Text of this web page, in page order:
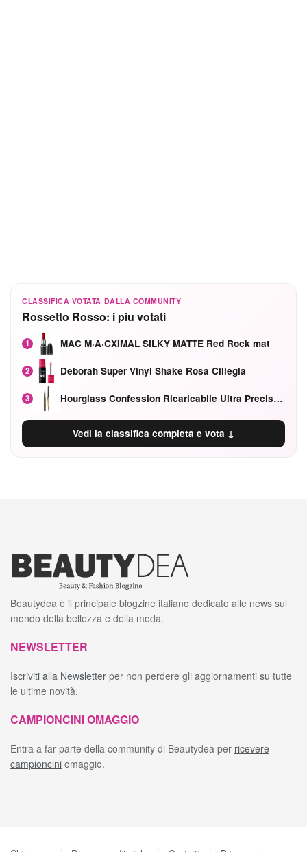
CLASSIFICA VOTATA DALLA COMMUNITY
Rossetto Rosso: i piu votati
1 MAC M·A·CXIMAL SILKY MATTE Red Rock mat
2 Deborah Super Vinyl Shake Rosa Ciliegia
3 Hourglass Confession Ricaricabile Ultra Preciso Ad Alta Intensità Secretly Classic Red
Vedi la classifica completa e vota ↓
Beautydea è il principale blogzine italiano dedicato alle news sul
mondo della bellezza e della moda.
NEWSLETTER
Iscriviti alla Newsletter per non perdere gli aggiornamenti su tutte
le ultime novità.
CAMPIONCINI OMAGGIO
Entra a far parte della community di Beautydea per ricevere
campioncini omaggio.